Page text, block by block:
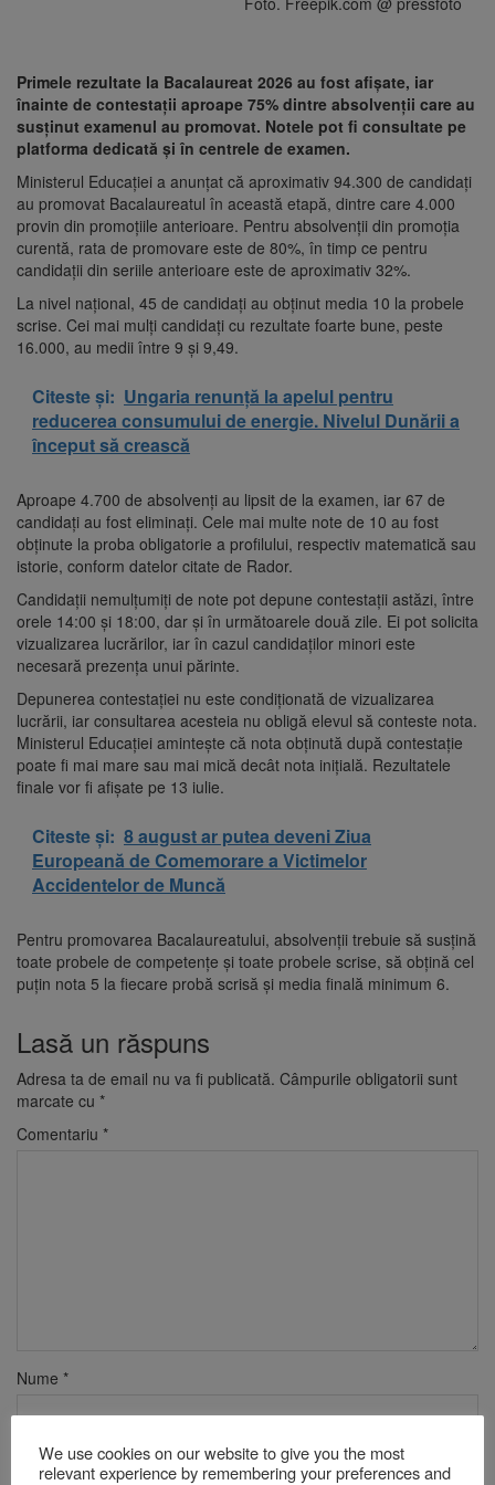
Primele rezultate la Bacalaureat 2026 au fost afișate, iar
înainte de contestații aproape 75% dintre absolvenții care au
susținut examenul au promovat. Notele pot fi consultate pe
platforma dedicată și în centrele de examen.
Ministerul Educației a anunțat că aproximativ 94.300 de candidați
au promovat Bacalaureatul în această etapă, dintre care 4.000
provin din promoțiile anterioare. Pentru absolvenții din promoția
curentă, rata de promovare este de 80%, în timp ce pentru
candidații din seriile anterioare este de aproximativ 32%.
La nivel național, 45 de candidați au obținut media 10 la probele
scrise. Cei mai mulți candidați cu rezultate foarte bune, peste
16.000, au medii între 9 și 9,49.
Citeste și: Ungaria renunță la apelul pentru
reducerea consumului de energie. Nivelul Dunării a
început să crească
Aproape 4.700 de absolvenți au lipsit de la examen, iar 67 de
candidați au fost eliminați. Cele mai multe note de 10 au fost
obținute la proba obligatorie a profilului, respectiv matematică sau
istorie, conform datelor citate de Rador.
Candidații nemulțumiți de note pot depune contestații astăzi, între
orele 14:00 și 18:00, dar și în următoarele două zile. Ei pot solicita
vizualizarea lucrărilor, iar în cazul candidaților minori este
necesară prezența unui părinte.
Depunerea contestației nu este condiționată de vizualizarea
lucrării, iar consultarea acesteia nu obligă elevul să conteste nota.
Ministerul Educației amintește că nota obținută după contestație
poate fi mai mare sau mai mică decât nota inițială. Rezultatele
finale vor fi afișate pe 13 iulie.
Citeste și: 8 august ar putea deveni Ziua
Europeană de Comemorare a Victimelor
Accidentelor de Muncă
Pentru promovarea Bacalaureatului, absolvenții trebuie să susțină
toate probele de competențe și toate probele scrise, să obțină cel
puțin nota 5 la fiecare probă scrisă și media finală minimum 6.
Lasă un răspuns
Adresa ta de email nu va fi publicată. Câmpurile obligatorii sunt
marcate cu *
Comentariu *
Nume *
Email*
We use cookies on our website to give you the most
relevant experience by remembering your preferences and